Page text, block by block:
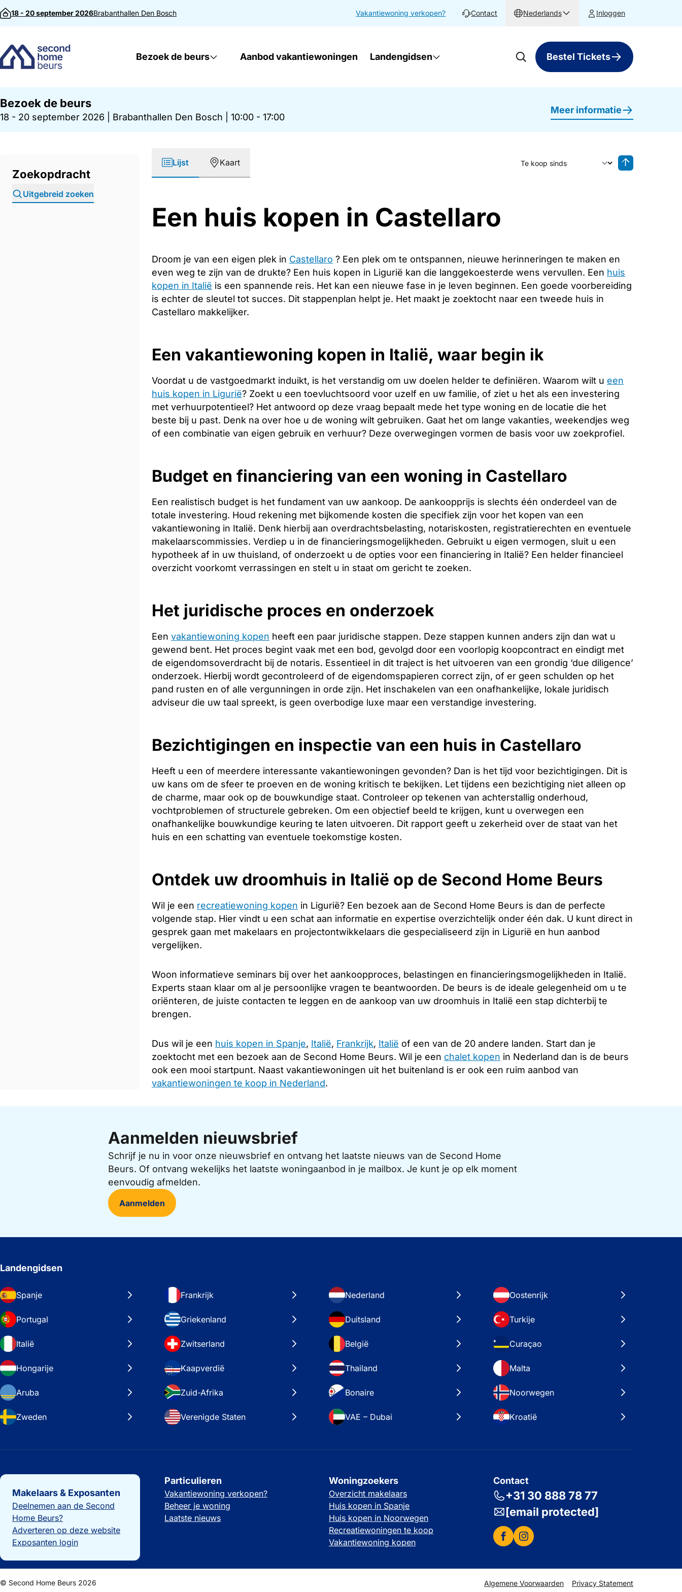
Direct naar inhoud
18 - 20 september 2026Brabanthallen Den Bosch Vakantiewoning verkopen? Contact Nederlands Inloggen
Bezoek de beurs Aanbod vakantiewoningen Landengidsen Bestel Tickets
Bezoek de beurs
18 - 20 september 2026 Brabanthallen Den Bosch 10:00 - 17:00
Meer informatie
Zoekopdracht
Uitgebreid zoeken
Lijst Kaart
Sorteer op
Een huis kopen in Castellaro
Droom je van een eigen plek in Castellaro ? Een plek om te ontspannen, nieuwe herinneringen te maken en
even weg te zijn van de drukte? Een huis kopen in Ligurië kan die langgekoesterde wens vervullen. Een huis
kopen in Italië is een spannende reis. Het kan een nieuwe fase in je leven beginnen. Een goede voorbereiding
is echter de sleutel tot succes. Dit stappenplan helpt je. Het maakt je zoektocht naar een tweede huis in
Castellaro makkelijker.
Een vakantiewoning kopen in Italië, waar begin ik
Voordat u de vastgoedmarkt induikt, is het verstandig om uw doelen helder te definiëren. Waarom wilt u een
huis kopen in Ligurië? Zoekt u een toevluchtsoord voor uzelf en uw familie, of ziet u het als een investering
met verhuurpotentieel? Het antwoord op deze vraag bepaalt mede het type woning en de locatie die het
beste bij u past. Denk na over hoe u de woning wilt gebruiken. Gaat het om lange vakanties, weekendjes weg
of een combinatie van eigen gebruik en verhuur? Deze overwegingen vormen de basis voor uw zoekprofiel.
Budget en financiering van een woning in Castellaro
Een realistisch budget is het fundament van uw aankoop. De aankoopprijs is slechts één onderdeel van de
totale investering. Houd rekening met bijkomende kosten die specifiek zijn voor het kopen van een
vakantiewoning in Italië. Denk hierbij aan overdrachtsbelasting, notariskosten, registratierechten en eventuele
makelaarscommissies. Verdiep u in de financieringsmogelijkheden. Gebruikt u eigen vermogen, sluit u een
hypotheek af in uw thuisland, of onderzoekt u de opties voor een financiering in Italië? Een helder financieel
overzicht voorkomt verrassingen en stelt u in staat om gericht te zoeken.
Het juridische proces en onderzoek
Een vakantiewoning kopen heeft een paar juridische stappen. Deze stappen kunnen anders zijn dan wat u
gewend bent. Het proces begint vaak met een bod, gevolgd door een voorlopig koopcontract en eindigt met
de eigendomsoverdracht bij de notaris. Essentieel in dit traject is het uitvoeren van een grondig ‘due diligence’
onderzoek. Hierbij wordt gecontroleerd of de eigendomspapieren correct zijn, of er geen schulden op het
pand rusten en of alle vergunningen in orde zijn. Het inschakelen van een onafhankelijke, lokale juridisch
adviseur die uw taal spreekt, is geen overbodige luxe maar een verstandige investering.
Bezichtigingen en inspectie van een huis in Castellaro
Heeft u een of meerdere interessante vakantiewoningen gevonden? Dan is het tijd voor bezichtigingen. Dit is
uw kans om de sfeer te proeven en de woning kritisch te bekijken. Let tijdens een bezichtiging niet alleen op
de charme, maar ook op de bouwkundige staat. Controleer op tekenen van achterstallig onderhoud,
vochtproblemen of structurele gebreken. Om een objectief beeld te krijgen, kunt u overwegen een
onafhankelijke bouwkundige keuring te laten uitvoeren. Dit rapport geeft u zekerheid over de staat van het
huis en een schatting van eventuele toekomstige kosten.
Ontdek uw droomhuis in Italië op de Second Home Beurs
Wil je een recreatiewoning kopen in Ligurië? Een bezoek aan de Second Home Beurs is dan de perfecte
volgende stap. Hier vindt u een schat aan informatie en expertise overzichtelijk onder één dak. U kunt direct in
gesprek gaan met makelaars en projectontwikkelaars die gespecialiseerd zijn in Ligurië en hun aanbod
vergelijken.
Woon informatieve seminars bij over het aankoopproces, belastingen en financieringsmogelijkheden in Italië.
Experts staan klaar om al je persoonlijke vragen te beantwoorden. De beurs is de ideale gelegenheid om u te
oriënteren, de juiste contacten te leggen en de aankoop van uw droomhuis in Italië een stap dichterbij te
brengen.
Dus wil je een huis kopen in Spanje, Italië, Frankrijk, Italië of een van de 20 andere landen. Start dan je
zoektocht met een bezoek aan de Second Home Beurs. Wil je een chalet kopen in Nederland dan is de beurs
ook een mooi startpunt. Naast vakantiewoningen uit het buitenland is er ook een ruim aanbod van
vakantiewoningen te koop in Nederland.
Aanmelden nieuwsbrief
Schrijf je nu in voor onze nieuwsbrief en ontvang het laatste nieuws van de Second Home
Beurs. Of ontvang wekelijks het laatste woningaanbod in je mailbox. Je kunt je op elk moment
eenvoudig afmelden.
Aanmelden
Landengidsen
Spanje Frankrijk Nederland Oostenrijk
Portugal Griekenland Duitsland Turkije
Italië Zwitserland België Curaçao
Hongarije Kaapverdië Thailand Malta
Aruba Zuid-Afrika Bonaire Noorwegen
Zweden Verenigde Staten VAE – Dubai Kroatië
Belangrijke links
Makelaars & Exposanten
Deelnemen aan de Second
Home Beurs?
Adverteren op deze website
Exposanten login
Particulieren
Vakantiewoning verkopen?
Beheer je woning
Laatste nieuws
Woningzoekers
Overzicht makelaars
Huis kopen in Spanje
Huis kopen in Noorwegen
Recreatiewoningen te koop
Vakantiewoning kopen
Contact
+31 30 888 78 77
[email protected]
© Second Home Beurs 2026 Algemene Voorwaarden Privacy Statement